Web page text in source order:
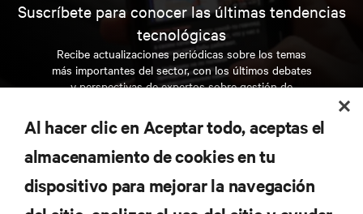
Suscríbete para conocer las últimas tendencias
tecnológicas
Recibe actualizaciones periódicas sobre los temas
más importantes del sector, con los últimos debates
y perspectivas de expertos sobre gestión de
REGÍSTRATE AHORA
Al hacer clic en Aceptar todo, aceptas el
almacenamiento de cookies en tu
dispositivo para mejorar la navegación